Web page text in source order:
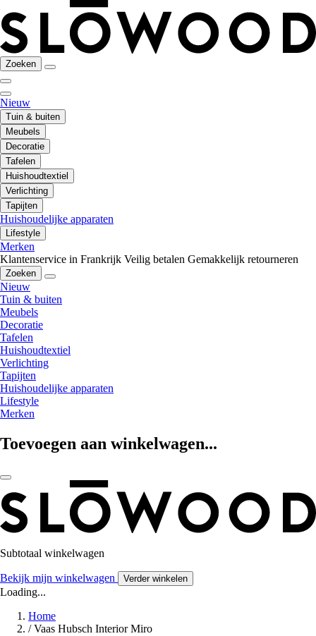
Zoeken
Nieuw
Tuin & buiten
Meubels
Decoratie
Tafelen
Huishoudtextiel
Verlichting
Tapijten
Huishoudelijke apparaten
Lifestyle
Merken
Klantenservice in Frankrijk Veilig betalen Gemakkelijk retourneren
Zoeken
Nieuw
Tuin & buiten
Meubels
Decoratie
Tafelen
Huishoudtextiel
Verlichting
Tapijten
Huishoudelijke apparaten
Lifestyle
Merken
Toevoegen aan winkelwagen...
Subtotaal winkelwagen
Bekijk mijn winkelwagen Verder winkelen
Loading...
Home
/ Vaas Hubsch Interior Miro